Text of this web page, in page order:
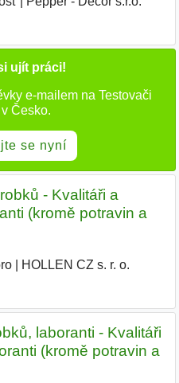
ujít práci!
e-mailem na Testovači
Česko.
se nyní
- Kvalitáři a
(kromě potravin a
| HOLLEN CZ s. r. o.
laboranti - Kvalitáři
(kromě potravin a